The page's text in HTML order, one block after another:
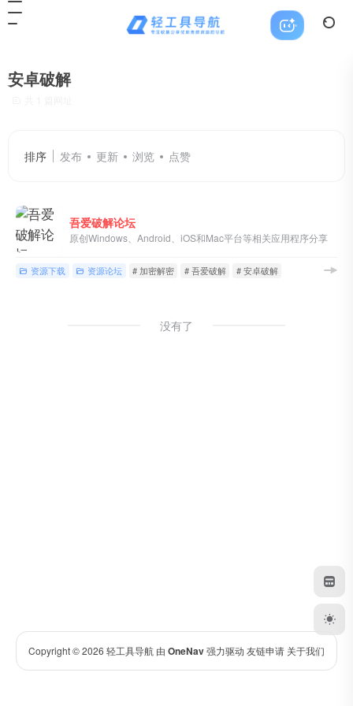
安卓破解
排序 发布 更新 浏览 点赞
吾爱破解论坛
原创Windows、Android、iOS和Mac平台等相关应用程序分享
资源下载 资源论坛 # 加密解密 # 吾爱破解 # 安卓破解
没有了
Copyright © 2026 轻工具导航 由 OneNav强力驱动 友链申请 关于我们